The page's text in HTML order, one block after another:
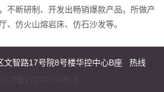
不断研制、开发出畅销爆款产品。所做产
、仿火山熔岩床、仿石沙发等。
文智路17号院8号楼华控中心B座 热线